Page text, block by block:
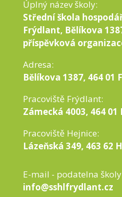
Úplný název školy:
Střední škola
Frýdlant, Bělíkova
příspěvková
Adresa:
Bělíkova 1387, 464 01
Pracoviště Frýdlant:
Zámecká 4003, 464
Pracoviště Hejnice:
Lázeňská 349, 463 62
E-mail - podatelna
info@sshlfrydlant.cz